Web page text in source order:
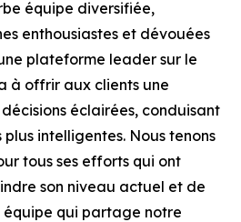
équipe diversifiée,
enthousiastes et dévouées
plateforme leader sur le
à offrir aux clients une
éclairées, conduisant
intelligentes. Nous tenons
tous ses efforts qui ont
son niveau actuel et de
équipe qui partage notre